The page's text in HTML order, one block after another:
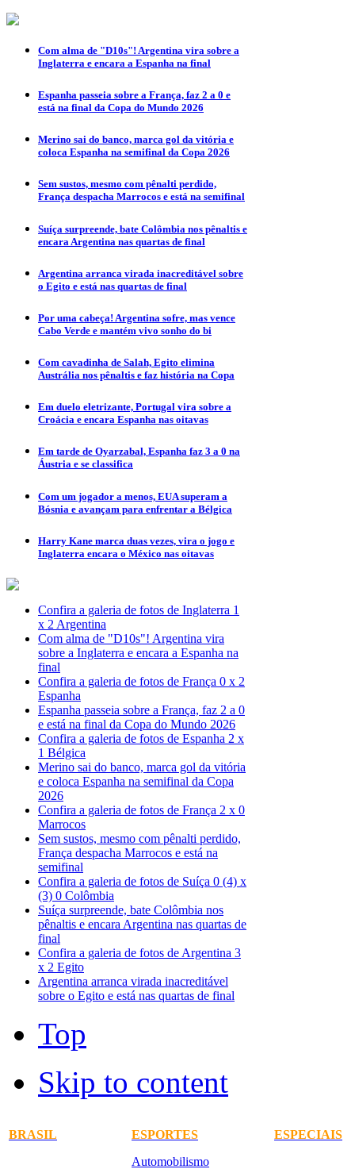
Com alma de "D10s"! Argentina vira sobre a
Inglaterra e encara a Espanha na final
Espanha passeia sobre a França, faz 2 a 0 e
está na final da Copa do Mundo 2026
Merino sai do banco, marca gol da vitória e
coloca Espanha na semifinal da Copa 2026
Sem sustos, mesmo com pênalti perdido,
França despacha Marrocos e está na semifinal
Suíça surpreende, bate Colômbia nos pênaltis e
encara Argentina nas quartas de final
Argentina arranca virada inacreditável sobre
o Egito e está nas quartas de final
Por uma cabeça! Argentina sofre, mas vence
Cabo Verde e mantém vivo sonho do bi
Com cavadinha de Salah, Egito elimina
Austrália nos pênaltis e faz história na Copa
Em duelo eletrizante, Portugal vira sobre a
Croácia e encara Espanha nas oitavas
Em tarde de Oyarzabal, Espanha faz 3 a 0 na
Áustria e se classifica
Com um jogador a menos, EUA superam a
Bósnia e avançam para enfrentar a Bélgica
Harry Kane marca duas vezes, vira o jogo e
Inglaterra encara o México nas oitavas
Confira a galeria de fotos de Inglaterra 1
x 2 Argentina
Com alma de "D10s"! Argentina vira
sobre a Inglaterra e encara a Espanha na
final
Confira a galeria de fotos de França 0 x 2
Espanha
Espanha passeia sobre a França, faz 2 a 0
e está na final da Copa do Mundo 2026
Confira a galeria de fotos de Espanha 2 x
1 Bélgica
Merino sai do banco, marca gol da vitória
e coloca Espanha na semifinal da Copa
2026
Confira a galeria de fotos de França 2 x 0
Marrocos
Sem sustos, mesmo com pênalti perdido,
França despacha Marrocos e está na
semifinal
Confira a galeria de fotos de Suíça 0 (4) x
(3) 0 Colômbia
Suíça surpreende, bate Colômbia nos
pênaltis e encara Argentina nas quartas de
final
Confira a galeria de fotos de Argentina 3
x 2 Egito
Argentina arranca virada inacreditável
sobre o Egito e está nas quartas de final
Top
Skip to content
BRASIL
ESPORTES
Automobilismo
ESPECIAIS